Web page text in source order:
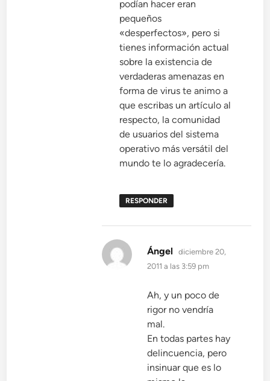
podían hacer eran
pequeños
«desperfectos», pero si
tienes información actual
sobre la existencia de
verdaderas amenazas en
forma de virus te animo a
que escribas un artículo al
respecto, la comunidad
de usuarios del sistema
operativo más versátil del
mundo te lo agradecería.
RESPONDER
Ángel dice:
diciembre 20,
2011 a las 3:59 pm
Ah, y un poco de
rigor no vendría
mal.
En todas partes hay
delincuencia, pero
insinuar que es lo